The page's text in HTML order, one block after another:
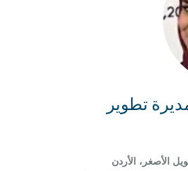
تطوير
الأصغر، الأردن